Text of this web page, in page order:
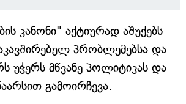
კანონი" აქტიურად აშუქებს
პრობლემებსა და
უჭერს მწვანე პოლიტიკას და
გამოირჩევა.